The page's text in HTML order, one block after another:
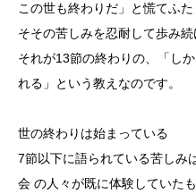
この世も終わりだ」と慌てふ
そその苦しみを忍耐して歩み
それが13節の終わりの、「し
れる」という教えなのです。
世の終わりは始まっている
7節以下に語られている苦しみ
会 の人々が既に体験していた